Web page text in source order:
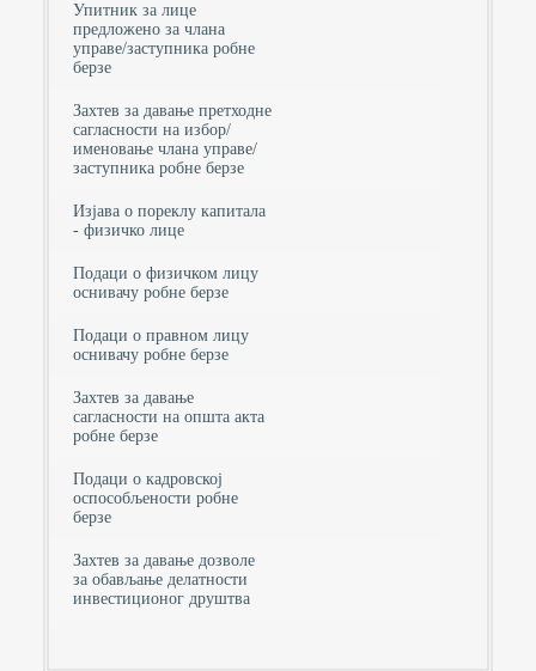
Упитник за лице
предложено за члана
управе/заступника робне
берзе
Захтев за давање претходне
сагласности на избор/
именовање члана управе/
заступника робне берзе
Изјава о пореклу капитала
- физичко лице
Подаци о физичком лицу
оснивачу робне берзе
Подаци о правном лицу
оснивачу робне берзе
Захтев за давање
сагласности на општа акта
робне берзе
Подаци о кадровској
оспособљености робне
берзе
Захтев за давање дозволе
за обављање делатности
инвестиционог друштва